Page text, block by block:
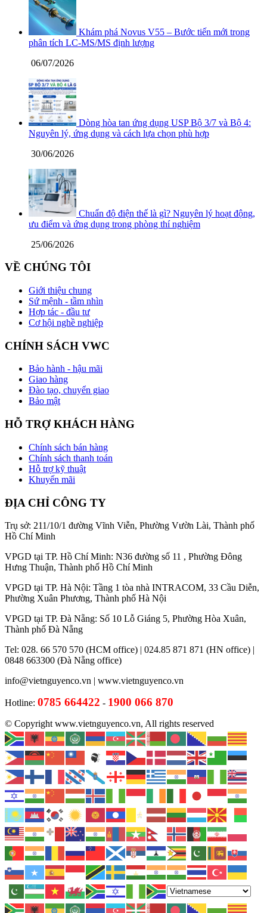
Khám phá Novus V55 – Bước tiến mới trong
phân tích LC-MS/MS định lượng
06/07/2026
Dòng hòa tan ứng dụng USP Bộ 3/7 và Bộ 4:
Nguyên lý, ứng dụng và cách lựa chọn phù hợp
30/06/2026
Chuẩn độ điện thế là gì? Nguyên lý hoạt động,
ưu điểm và ứng dụng trong phòng thí nghiệm
25/06/2026
VỀ CHÚNG TÔI
Giới thiệu chung
Sứ mệnh - tầm nhìn
Hợp tác - đầu tư
Cơ hội nghề nghiệp
CHÍNH SÁCH VWC
Bảo hành - hậu mãi
Giao hàng
Đào tạo, chuyển giao
Bảo mật
HỖ TRỢ KHÁCH HÀNG
Chính sách bán hàng
Chính sách thanh toán
Hỗ trợ kỹ thuật
Khuyến mãi
ĐỊA CHỈ CÔNG TY
Trụ sở: 211/10/1 đường Vĩnh Viễn, Phường Vườn Lài, Thành phố
Hồ Chí Minh
VPGD tại TP. Hồ Chí Minh: N36 đường số 11 , Phường Đông
Hưng Thuận, Thành phố Hồ Chí Minh
VPGD tại TP. Hà Nội: Tầng 1 tòa nhà INTRACOM, 33 Cầu Diễn,
Phường Xuân Phương, Thành phố Hà Nội
VPGD tại TP. Đà Nẵng: Số 10 Lỗ Giáng 5, Phường Hòa Xuân,
Thành phố Đà Nẵng
Tel: 028. 66 570 570 (HCM office) | 024.85 871 871 (HN office) |
0848 663300 (Đà Nẵng office)
info@vietnguyenco.vn | www.vietnguyenco.vn
Hotline: 0785 664422 - 1900 066 870
© Copyright www.vietnguyenco.vn, All rights reserved